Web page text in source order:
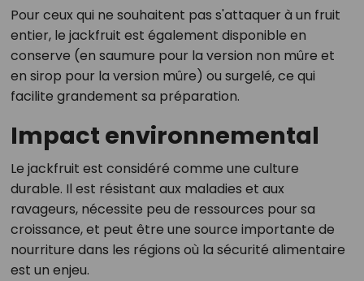
Pour ceux qui ne souhaitent pas s'attaquer à un fruit
entier, le jackfruit est également disponible en
conserve (en saumure pour la version non mûre et
en sirop pour la version mûre) ou surgelé, ce qui
facilite grandement sa préparation.
Impact environnemental
Le jackfruit est considéré comme une culture
durable. Il est résistant aux maladies et aux
ravageurs, nécessite peu de ressources pour sa
croissance, et peut être une source importante de
nourriture dans les régions où la sécurité alimentaire
est un enjeu.